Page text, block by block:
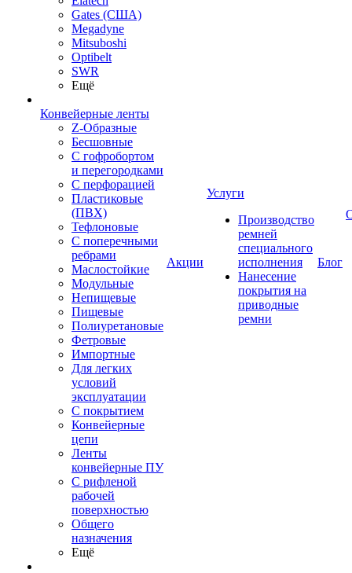
Gates (США)
Megadyne
Mitsuboshi
Optibelt
SWR
Ещё
Конвейерные ленты
Z-Образные
Бесшовные
С гофробортом
и перегородками
С перфорацией
Пластиковые
(ПВХ)
Тефлоновые
С поперечными
ребрами
Маслостойкие
Модульные
Непищевые
Пищевые
Полиуретановые
Фетровые
Импортные
Для легких
условий
эксплуатации
С покрытием
Конвейерные
цепи
Ленты
конвейерные ПУ
С рифленой
рабочей
поверхностью
Общего
назначения
Ещё
Акции
Услуги
Производство
ремней
специального
исполнения
Нанесение
покрытия на
приводные
ремни
Блог